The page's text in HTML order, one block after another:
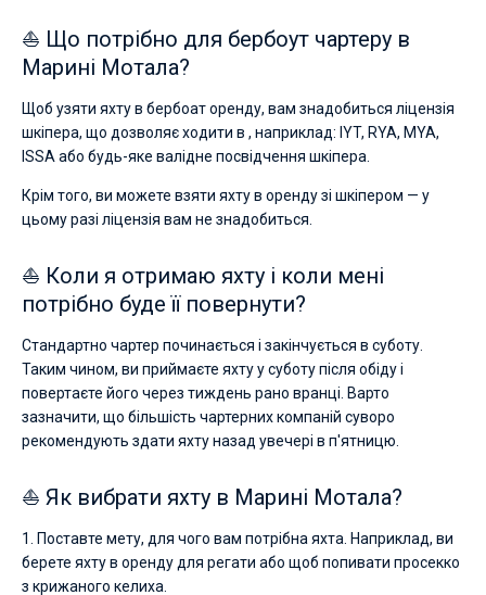
⛵ Що потрібно для бербоут чартеру в
Марині Мотала?
Щоб узяти яхту в бербоат оренду, вам знадобиться ліцензія
шкіпера, що дозволяє ходити в , наприклад: IYT, RYA, MYA,
ISSA або будь-яке валідне посвідчення шкіпера.
Крім того, ви можете взяти яхту в оренду зі шкіпером — у
цьому разі ліцензія вам не знадобиться.
⛵ Коли я отримаю яхту і коли мені
потрібно буде її повернути?
Стандартно чартер починається і закінчується в суботу.
Таким чином, ви приймаєте яхту у суботу після обіду і
повертаєте його через тиждень рано вранці. Варто
зазначити, що більшість чартерних компаній суворо
рекомендують здати яхту назад увечері в п'ятницю.
⛵ Як вибрати яхту в Марині Мотала?
1. Поставте мету, для чого вам потрібна яхта. Наприклад, ви
берете яхту в оренду для регати або щоб попивати просекко
з крижаного келиха.